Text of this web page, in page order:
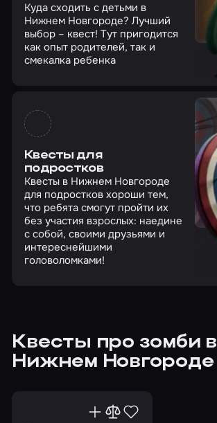
Куда сходить с детьми в
Нижнем Новгороде? Лучший
выбор – квест! Тут пригодится
как опыт родителей, так и
смекалка ребенка
Квесты для
подростков
Квесты в Нижнем Новгороде
для подростков хороши тем,
что ребята смогут пройти их
без участия взрослых: наедине
с собой, своими друзьями и
интереснейшими
головоломками!
Квесты про зомби в
Нижнем Новгороде